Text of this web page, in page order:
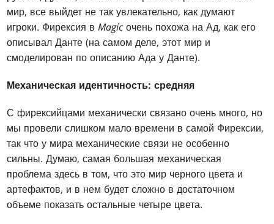
мир, все выйдет не так увлекательно, как думают
игроки. Фирексия вMagic очень похожа на Ад, как его
описывал Данте (на самом деле, этот мир и
смоделирован по описанию Ада у Данте).
Механическая идентичность: средняя
С фирексийцами механически связано очень много, но
мы провели слишком мало времени в самой Фирексии,
так что у мира механические связи не особенно
сильны. Думаю, самая большая механическая
проблема здесь в том, что это мир черного цвета и
артефактов, и в нем будет сложно в достаточном
объеме показать остальные четыре цвета.